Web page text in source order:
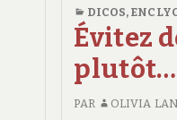
DICOS,
Évitez
plutôt…
PAR OLIVIA